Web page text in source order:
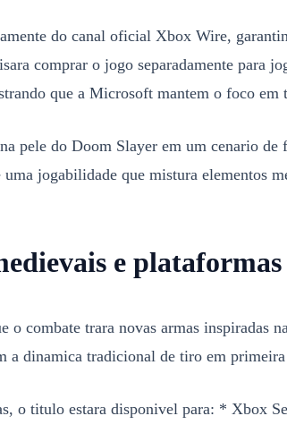
do canal oficial Xbox Wire,
comprar o jogo separadamente para
que a Microsoft mantem o foco em
pele do Doom Slayer em um cenario de
uma jogabilidade que mistura elementos
e
o combate trara novas armas inspiradas
a dinamica tradicional de tiro em
o titulo estara disponivel para: * Xbox